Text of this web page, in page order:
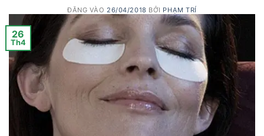
ĐĂNG VÀO26/04/2018 BỞI PHẠM TRÍ
26
Th4